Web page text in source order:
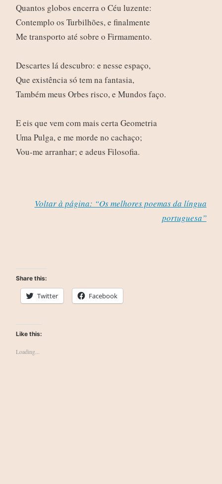
Quantos globos encerra o Céu luzente:
Contemplo os Turbilhões, e finalmente
Me transporto até sobre o Firmamento.
Descartes lá descubro: e nesse espaço,
Que existência só tem na fantasia,
Também meus Orbes risco, e Mundos faço.
E eis que vem com mais certa Geometria
Uma Pulga, e me morde no cachaço;
Vou-me arranhar; e adeus Filosofia.
Voltar à página: “Os melhores poemas da língua
portuguesa”
Share this:
Twitter Facebook
Like this:
Loading...